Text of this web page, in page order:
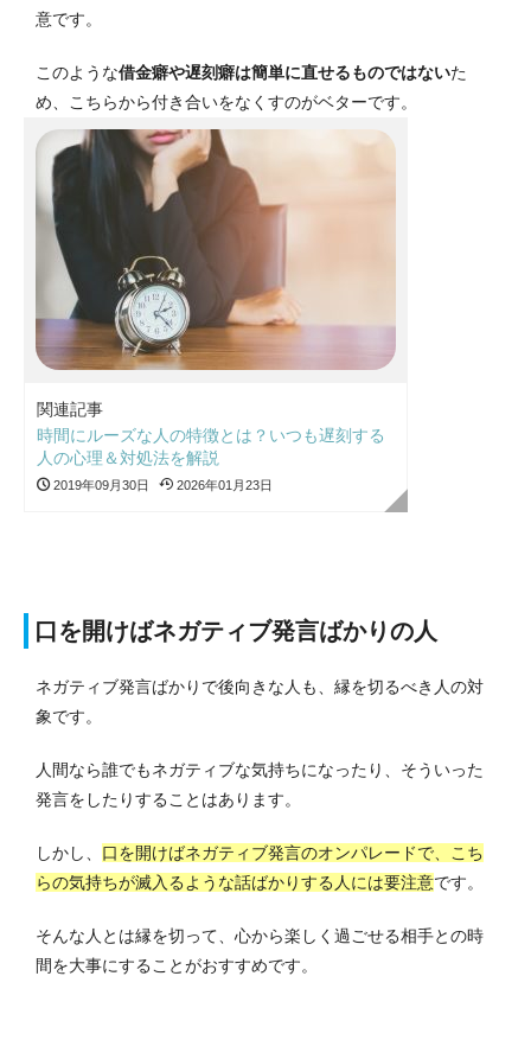
意です。
このような借金癖や遅刻癖は簡単に直せるものではないた
め、こちらから付き合いをなくすのがベターです。
関連記事
時間にルーズな人の特徴とは？いつも遅刻する
人の心理＆対処法を解説
2019年09月30日 2026年01月23日
口を開けばネガティブ発言ばかりの人
ネガティブ発言ばかりで後向きな人も、縁を切るべき人の対
象です。
人間なら誰でもネガティブな気持ちになったり、そういった
発言をしたりすることはあります。
しかし、 口を開けばネガティブ発言のオンパレードで、こち
らの気持ちが滅入るような話ばかりする人には要注意です。
そんな人とは縁を切って、心から楽しく過ごせる相手との時
間を大事にすることがおすすめです。